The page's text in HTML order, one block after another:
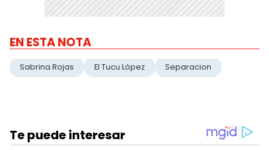
EN ESTA NOTA
Sabrina Rojas El Tucu López Separacion